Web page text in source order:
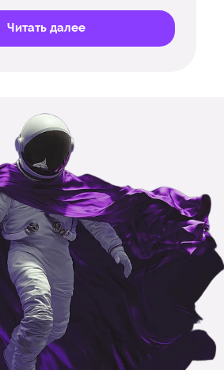
Читать далее